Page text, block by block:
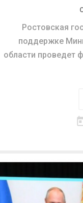
Ростовская
поддержке
области проведет